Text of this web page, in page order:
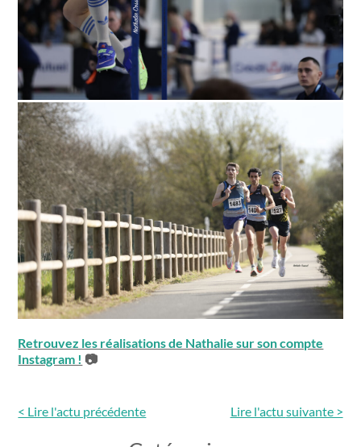
Retrouvez les réalisations de Nathalie sur son compte
Instagram ! 📷
< Lire l'actu précédente Lire l'actu suivante >